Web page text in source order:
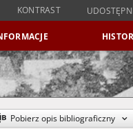
KONTRAST
Pobierz opis bibliograficzny